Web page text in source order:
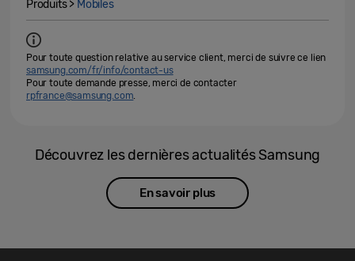
Produits > Mobiles
Pour toute question relative au service client, merci de suivre ce lien
samsung.com/fr/info/contact-us
Pour toute demande presse, merci de contacter
rpfrance@samsung.com.
Découvrez les dernières actualités Samsung
En savoir plus